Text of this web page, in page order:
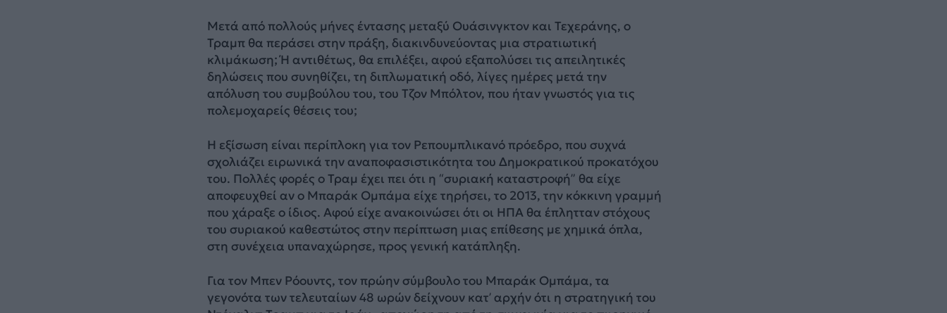
Μετά από πολλούς μήνες έντασης μεταξύ Ουάσινγκτον και Τεχεράνης, ο
Τραμπ θα περάσει στην πράξη, διακινδυνεύοντας μια στρατιωτική
κλιμάκωση; Ή αντιθέτως, θα επιλέξει, αφού εξαπολύσει τις απειλητικές
δηλώσεις που συνηθίζει, τη διπλωματική οδό, λίγες ημέρες μετά την
απόλυση του συμβούλου του, του Τζον Μπόλτον, που ήταν γνωστός για τις
πολεμοχαρείς θέσεις του;
Η εξίσωση είναι περίπλοκη για τον Ρεπουμπλικανό πρόεδρο, που συχνά
σχολιάζει ειρωνικά την αναποφασιστικότητα του Δημοκρατικού προκατόχου
του. Πολλές φορές ο Τραμ έχει πει ότι η “συριακή καταστροφή” θα είχε
αποφευχθεί αν ο Μπαράκ Ομπάμα είχε τηρήσει, το 2013, την κόκκινη γραμμή
που χάραξε ο ίδιος. Αφού είχε ανακοινώσει ότι οι ΗΠΑ θα έπλητταν στόχους
του συριακού καθεστώτος στην περίπτωση μιας επίθεσης με χημικά όπλα,
στη συνέχεια υπαναχώρησε, προς γενική κατάπληξη.
Για τον Μπεν Ρόουντς, τον πρώην σύμβουλο του Μπαράκ Ομπάμα, τα
γεγονότα των τελευταίων 48 ωρών δείχνουν κατ’ αρχήν ότι η στρατηγική του